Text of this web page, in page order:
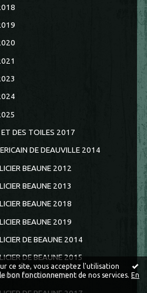
ce site, vous acceptez l'utilisation
bon fonctionnement de nos services. En
DES TOILES 2017
DE DEAUVILLE 2014
BEAUNE 2012
BEAUNE 2013
BEAUNE 2018
BEAUNE 2019
DE BEAUNE 2014
DE BEAUNE 2015
DE BEAUNE 2016